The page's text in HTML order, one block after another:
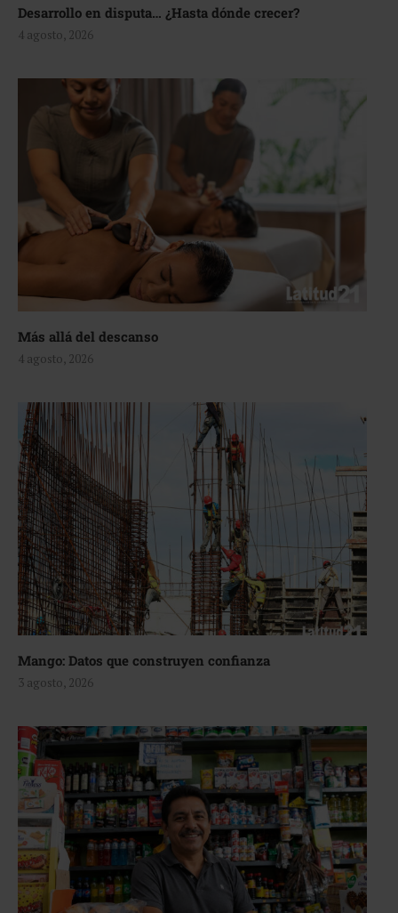
Desarrollo en disputa… ¿Hasta dónde crecer?
4 agosto, 2026
Más allá del descanso
4 agosto, 2026
Mango: Datos que construyen confianza
3 agosto, 2026